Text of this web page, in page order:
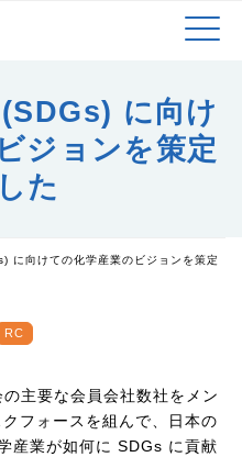
U
に向け
ジョンを策定
た
に向けての化学産業のビジョンを策定
RC
主要な会員会社数社をメン
フォースを組んで、日本の
産業が如何に SDGs に貢献